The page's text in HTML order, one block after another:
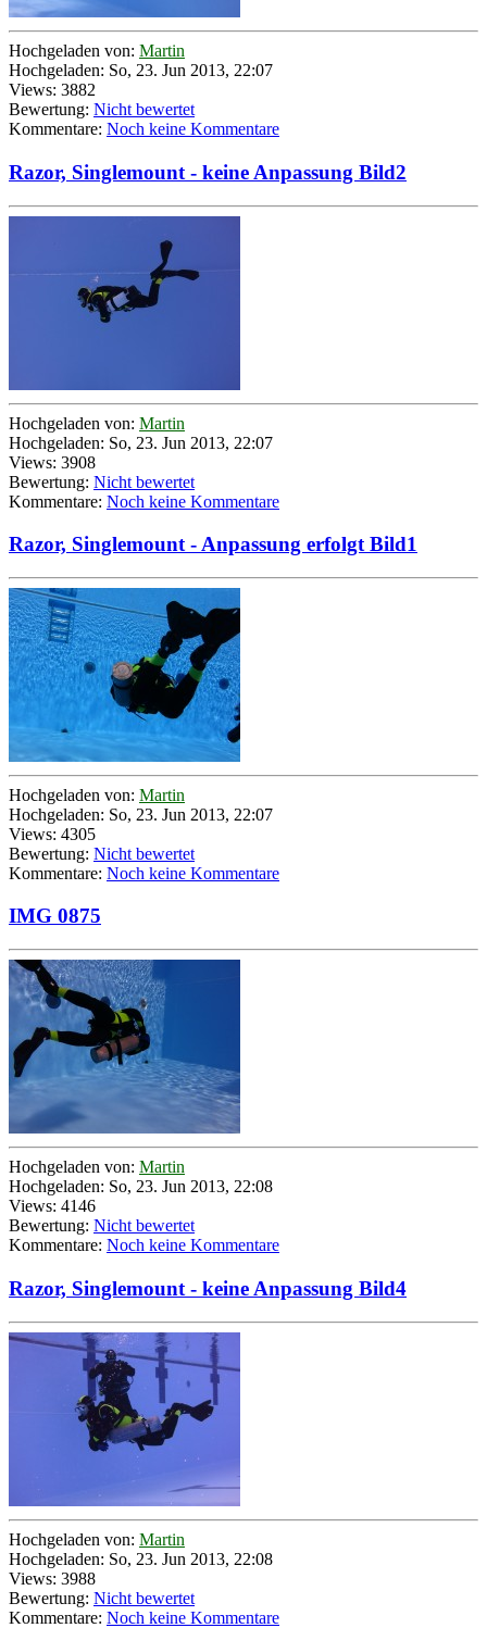
Hochgeladen von: Martin
Hochgeladen: So, 23. Jun 2013, 22:07
Views: 3882
Bewertung: Nicht bewertet
Kommentare: Noch keine Kommentare
Razor, Singlemount - keine Anpassung Bild2
Hochgeladen von: Martin
Hochgeladen: So, 23. Jun 2013, 22:07
Views: 3908
Bewertung: Nicht bewertet
Kommentare: Noch keine Kommentare
Razor, Singlemount - Anpassung erfolgt Bild1
Hochgeladen von: Martin
Hochgeladen: So, 23. Jun 2013, 22:07
Views: 4305
Bewertung: Nicht bewertet
Kommentare: Noch keine Kommentare
IMG 0875
Hochgeladen von: Martin
Hochgeladen: So, 23. Jun 2013, 22:08
Views: 4146
Bewertung: Nicht bewertet
Kommentare: Noch keine Kommentare
Razor, Singlemount - keine Anpassung Bild4
Hochgeladen von: Martin
Hochgeladen: So, 23. Jun 2013, 22:08
Views: 3988
Bewertung: Nicht bewertet
Kommentare: Noch keine Kommentare